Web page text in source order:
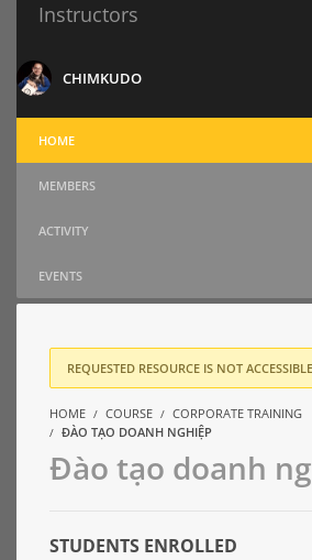
Instructors
CHIMKUDO
HOME
MEMBERS
ACTIVITY
EVENTS
REQUESTED RESOURCE IS NOT ACCESSIBLE
HOME COURSE
CORPORATE TRAINING
ĐÀO TẠO DOANH NGHIỆP
Đào tạo doanh
STUDENTS ENROLLED